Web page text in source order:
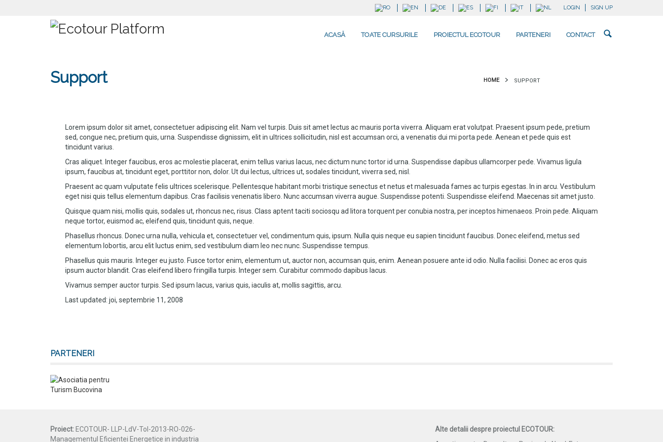
LOGIN SIGN UP
ACASĂ TOATE CURSURILE PROIECTUL ECOTOUR PARTENERI CONTACT
Support HOME SUPPORT
Lorem ipsum dolor sit amet, consectetuer adipiscing elit. Nam vel turpis. Duis sit amet lectus ac mauris porta viverra. Aliquam erat volutpat. Praesent ipsum pede, pretium
sed, congue nec, pretium quis, urna. Suspendisse dignissim, elit in ultrices sollicitudin, nisl est accumsan orci, a venenatis dui mi porta pede. Aenean et pede quis est
tincidunt varius.
Cras aliquet. Integer faucibus, eros ac molestie placerat, enim tellus varius lacus, nec dictum nunc tortor id urna. Suspendisse dapibus ullamcorper pede. Vivamus ligula
ipsum, faucibus at, tincidunt eget, porttitor non, dolor. Ut dui lectus, ultrices ut, sodales tincidunt, viverra sed, nisl.
Praesent ac quam vulputate felis ultrices scelerisque. Pellentesque habitant morbi tristique senectus et netus et malesuada fames ac turpis egestas. In in arcu. Vestibulum
eget nisi quis tellus elementum dapibus. Cras facilisis venenatis libero. Nunc accumsan viverra augue. Suspendisse potenti. Suspendisse eleifend. Maecenas sit amet justo.
Quisque quam nisi, mollis quis, sodales ut, rhoncus nec, risus. Class aptent taciti sociosqu ad litora torquent per conubia nostra, per inceptos himenaeos. Proin pede. Aliquam
neque tortor, euismod ac, eleifend quis, tincidunt quis, neque.
Phasellus rhoncus. Donec urna nulla, vehicula et, consectetuer vel, condimentum quis, ipsum. Nulla quis neque eu sapien tincidunt faucibus. Donec eleifend, metus sed
elementum lobortis, arcu elit luctus enim, sed vestibulum diam leo nec nunc. Suspendisse tempus.
Phasellus quis mauris. Integer eu justo. Fusce tortor enim, elementum ut, auctor non, accumsan quis, enim. Aenean posuere ante id odio. Nulla facilisi. Donec ac eros quis
ipsum auctor blandit. Cras eleifend libero fringilla turpis. Integer sem. Curabitur commodo dapibus lacus.
Vivamus semper auctor turpis. Sed ipsum lacus, varius quis, iaculis at, mollis sagittis, arcu.
Last updated: joi, septembrie 11, 2008
PARTENERI
Proiect: ECOTOUR- LLP-LdV-ToI-2013-RO-026-
Managementul Eficientei Energetice in industria
Alte detalii despre proiectul ECOTOUR: